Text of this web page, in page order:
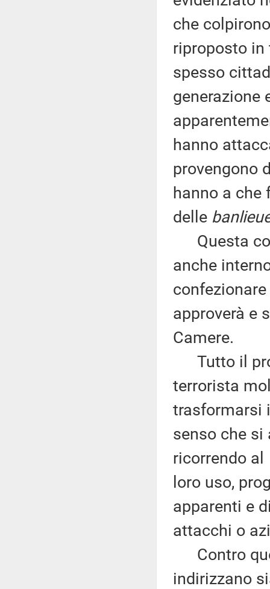
che
riproposto
spesso
generazione
hanno
provengono
hanno a che
delle
Questa
anche
approverà e
Camere.
Tutto il
terrorista
trasformarsi
senso che si
ricorrendo al
loro uso,
apparenti e
attacchi o
Contro
indirizzano